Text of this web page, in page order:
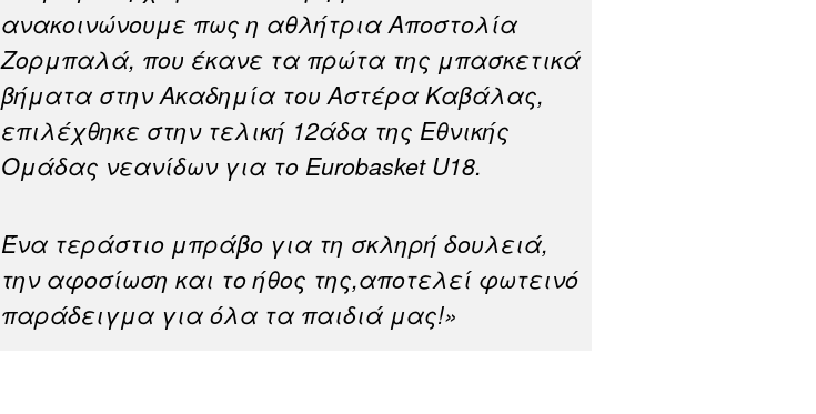
ανακοινώνουμε πως η αθλήτρια Αποστολία
Ζορμπαλά, που έκανε τα πρώτα της μπασκετικά
βήματα στην Ακαδημία του Αστέρα Καβάλας,
επιλέχθηκε στην τελική 12άδα της Εθνικής
Ομάδας νεανίδων για το Eurobasket U18.
Ένα τεράστιο μπράβο για τη σκληρή δουλειά,
την αφοσίωση και το ήθος της,αποτελεί φωτεινό
παράδειγμα για όλα τα παιδιά μας!»